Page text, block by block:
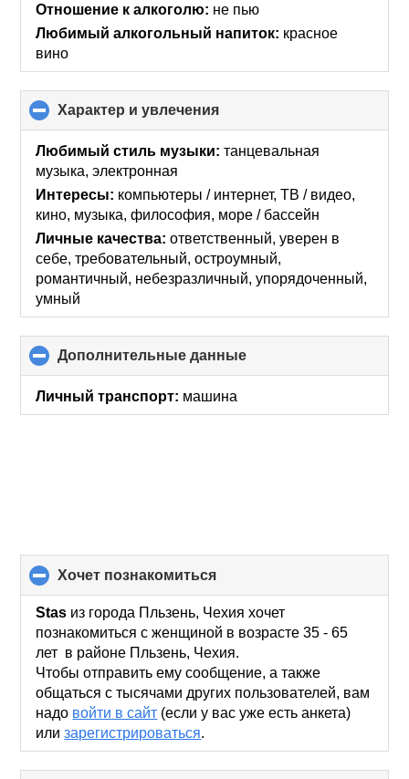
Отношение к алкоголю: не пью
Любимый алкогольный напиток: красное
вино
Характер и увлечения
to
collapse
Любимый стиль музыки: танцевальная
музыка, электронная
Интересы: компьютеры / интернет, ТВ / видео,
кино, музыка, философия, море / бассейн
Личные качества: ответственный, уверен в
себе, требовательный, остроумный,
романтичный, небезразличный, упорядоченный,
умный
Дополнительные данные
to
Личный транспорт: машина
хочет познакомиться
to
collapse
contents
Stas из города Пльзень, Чехия хочет
познакомиться с женщиной в возрасте 35 - 65
лет в районе Пльзень, Чехия.
Чтобы отправить ему сообщение, а также
общаться с тысячами других пользователей, вам
надо войти в сайт (если у вас уже есть анкета)
илизарегистрироваться.